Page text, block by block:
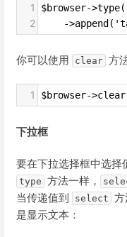
1 $browser-
2
-
你可以使用 clear 方
1 $browser-
下拉框
要在下拉选择框中选择
type 方法一样，
当传递值到
select
是显示文本：